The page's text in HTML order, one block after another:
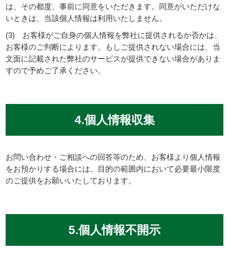
は、その都度、事前に同意をいただきます。同意がいただけな
いときは、当該個人情報は利用いたしません。
(3) お客様がご自身の個人情報を弊社に提供されるか否かは、
お客様のご判断によります。もしご提供されない場合には、当
文面に記載された弊社のサービスが提供できない場合がありま
すので予めご了承ください。
4.個人情報収集
お問い合わせ・ご相談への回答等のため、お客様より個人情報
をお預かりする場合には、目的の範囲内において必要最小限度
のご提供をお願いいたしております。
5.個人情報不開示